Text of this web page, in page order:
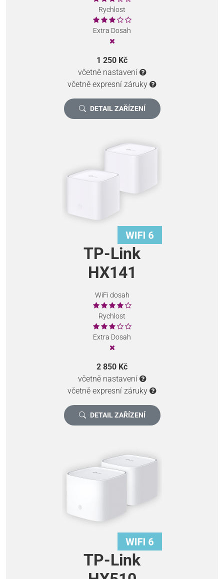
Rychlost
Extra Dosah
1 250 Kč
včetně nastavení
včetně expresní záruky
DETAIL ZAŘÍZENÍ
TP-Link
HX141
WiFi dosah
Rychlost
Extra Dosah
2 850 Kč
včetně nastavení
včetně expresní záruky
DETAIL ZAŘÍZENÍ
TP-Link